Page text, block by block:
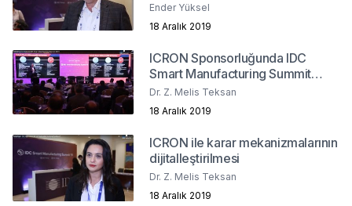
Ender Yüksel
18 Aralık 2019
ICRON Sponsorluğunda IDC
Smart Manufacturing Summit
2019
Dr. Z. Melis Teksan
18 Aralık 2019
ICRON ile karar mekanizmalarının
dijitalleştirilmesi
Dr. Z. Melis Teksan
18 Aralık 2019